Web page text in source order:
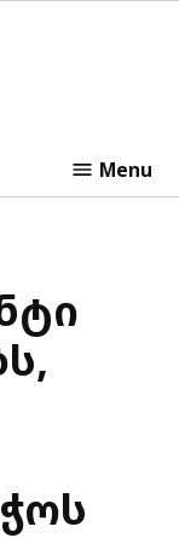
Menu